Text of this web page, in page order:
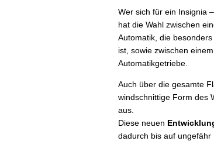
Wer sich für ein Insignia
hat die Wahl zwischen
Automatik, die
ist, sowie zwischen
Automatikgetriebe.
Auch über die gesamte
windschnittige Form des
aus.
Diese neuen
dadurch bis auf ungefähr